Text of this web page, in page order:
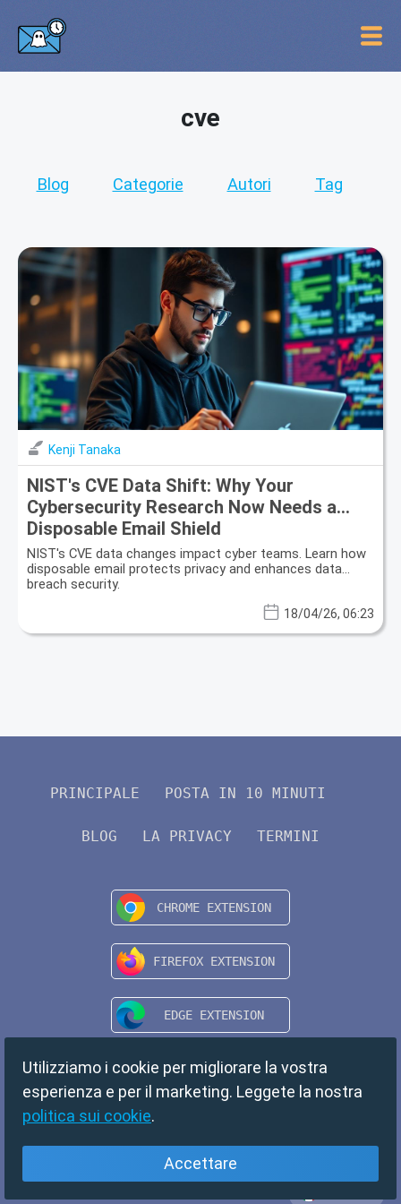
cve
Blog Categorie Autori Tag
Kenji Tanaka
NIST's CVE Data Shift: Why Your
Cybersecurity Research Now Needs a
Disposable Email Shield
NIST's CVE data changes impact cyber teams. Learn how
disposable email protects privacy and enhances data
breach security.
18/04/26, 06:23
PRINCIPALE POSTA IN 10 MINUTI
BLOG LA PRIVACY TERMINI
Utilizziamo i cookie per migliorare la vostra
esperienza e per il marketing. Leggete la nostra
politica sui cookie.
Accettare